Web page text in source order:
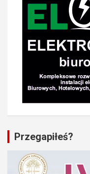
Przegapiłeś?